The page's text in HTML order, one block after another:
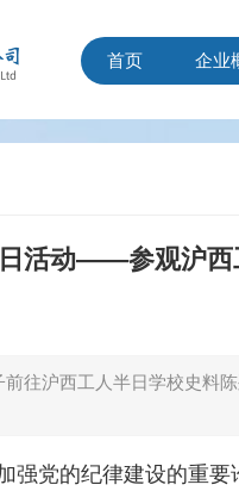
首页 企业
活动——参观沪西
往沪西工人半日学校史料
强党的纪律建设的重